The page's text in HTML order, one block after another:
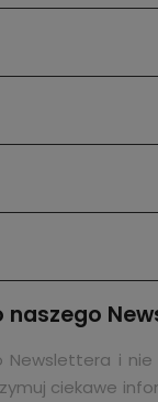
naszego
Newslettera i
ciekawe